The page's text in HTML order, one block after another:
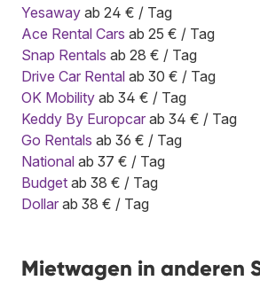
Yesaway ab 24 € / Tag
Ace Rental Cars ab 25 € / Tag
Snap Rentals ab 28 € / Tag
Drive Car Rental ab 30 € / Tag
OK Mobility ab 34 € / Tag
Keddy By Europcar ab 34 € / Tag
Go Rentals ab 36 € / Tag
National ab 37 € / Tag
Budget ab 38 € / Tag
Dollar ab 38 € / Tag
Mietwagen in anderen